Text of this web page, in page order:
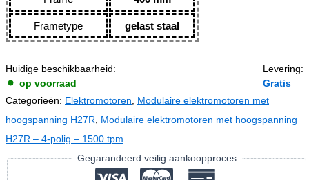
Frametype gelast staal
Huidige beschikbaarheid:
op voorraad
Levering:
Gratis
Categorieën: Elektromotoren
Modulaire elektromotoren met
hoogspanning H27R
Modulaire elektromotoren met hoogspanning
H27R – 4-polig – 1500 tpm
Gegarandeerd veilig aankoopproces